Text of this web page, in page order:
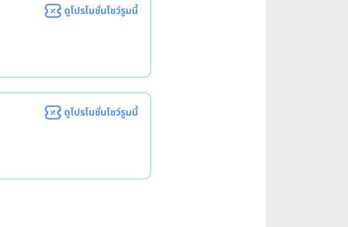
ดูโปรโมชั่นโชว์รูมนี้
ดูโปรโมชั่นโชว์รูมนี้